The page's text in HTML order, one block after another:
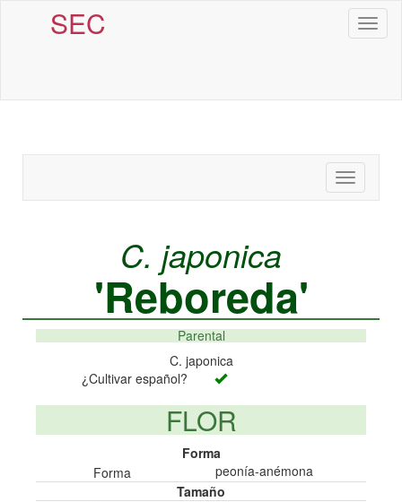
SEC
Toggle
navigation
C. japonica
'Reboreda'
Parental
C. japonica
¿Cultivar español?
FLOR
Forma
Forma
peonía-anémona
Tamaño